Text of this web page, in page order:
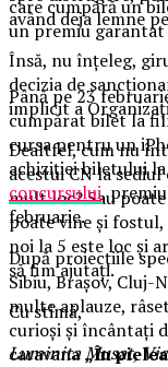
având deja lemne
Însă, nu înțeleg,
decizia de
implicit a
Dealtfel, cum nu
acestui CN la
mult loc? Sau poate
poate vine și fostul,
noi la 5 este loc și
să fim ajutați.
Cu stimă,
Luminita Musat,
care cumpără un
un premiu
Până pe 23
cumpărat bilet la
cursa pentru un
achiziției biletului
concursului,
februarie.
După proiecțiile
Sibiu, Brașov, Cluj-
multe aplauze,
curioși și încântați
caravana„În